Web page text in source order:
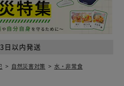
日以内発送
自然災害対策 水・非常食